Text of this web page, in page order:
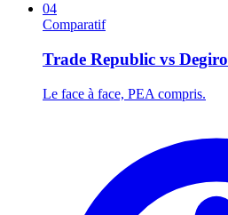
04
Comparatif
Trade Republic vs Degiro
Le face à face, PEA compris.